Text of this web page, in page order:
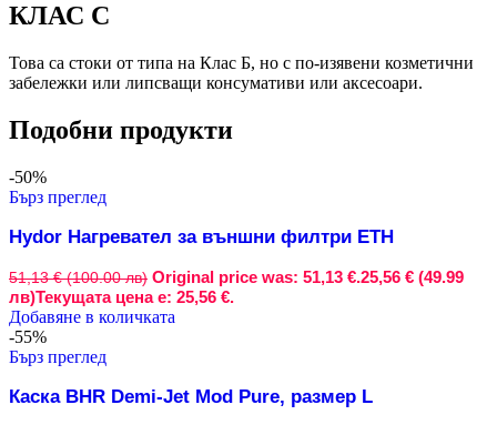
КЛАС C
Това са стоки от типа на Клас Б, но с по-изявени козметични
забележки или липсващи консумативи или аксесоари.
Подобни продукти
-50%
Бърз преглед
Hydor Нагревател за външни филтри ETH
51,13 € (100.00 лв) Original price was: 51,13 €.25,56 € (49.99
лв)Текущата цена е: 25,56 €.
Добавяне в количката
-55%
Бърз преглед
Каска BHR Demi-Jet Mod Pure, размер L